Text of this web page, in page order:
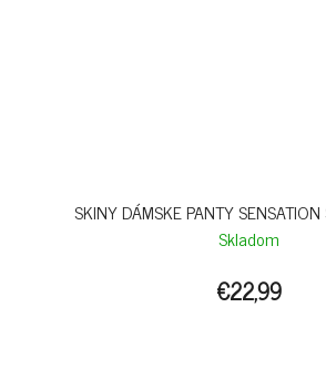
SKINY DÁMSKE PANTY
Skladom
€22,99